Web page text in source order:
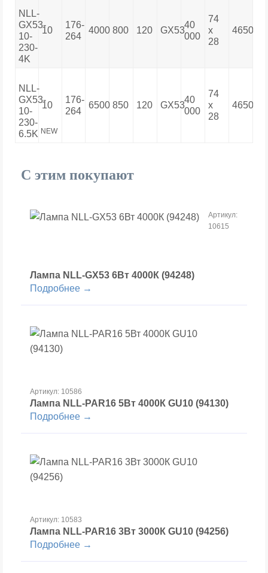
NLL-
GX53-
10-
230-
4K
10
176-
264
4000 800 120 GX53
40
000
74
х
28
NLL-
GX53-
10-
230-
6.5K NEW
10
176-
264
6500 850 120 GX53
40
000
74
х
28
С этим покупают
Артикул:
10615
Лампа NLL-GX53 6Вт 4000К (94248)
Подробнее →
Артикул: 10586
Лампа NLL-PAR16 5Вт 4000К GU10 (94130)
Подробнее →
Артикул: 10583
Лампа NLL-PAR16 3Вт 3000К GU10 (94256)
Подробнее →